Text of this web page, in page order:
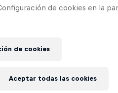
de cookies en la
de cookies
Aceptar todas las cookies